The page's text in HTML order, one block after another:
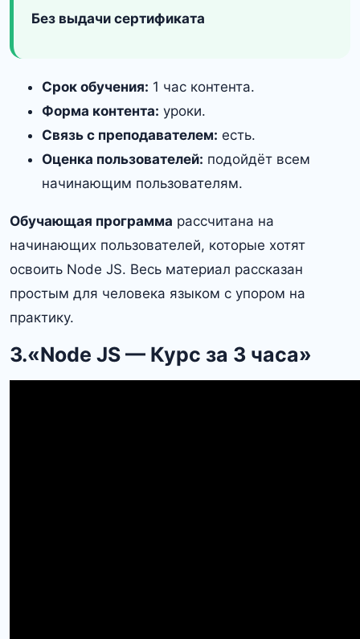
Без выдачи сертификата
Срок обучения: 1 час контента.
Форма контента: уроки.
Связь с преподавателем: есть.
Оценка пользователей: подойдёт всем
начинающим пользователям.
Обучающая программа рассчитана на
начинающих пользователей, которые хотят
освоить Node JS. Весь материал рассказан
простым для человека языком с упором на
практику.
3.«Node JS — Курс за 3 часа»